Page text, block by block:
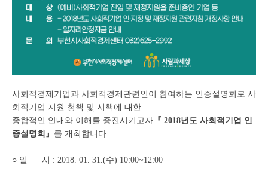
사회적경제기업과 사회적경제관련인이 참여하는 인증설명회로 사
회적기업 지원 청책 및 시책에 대한
종합적인 안내와 이해를 증진시키고자 『 2018년도 사회적기업 인
증설명회』 를 개최합니다.
○ 일 시 : 2018. 01. 31.(수) 10:00~12:00